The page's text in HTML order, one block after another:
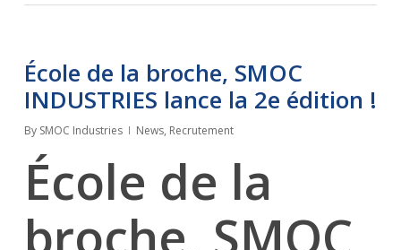
École de la broche, SMOC
INDUSTRIES lance la 2e édition !
By SMOC Industries News, Recrutement
École de la